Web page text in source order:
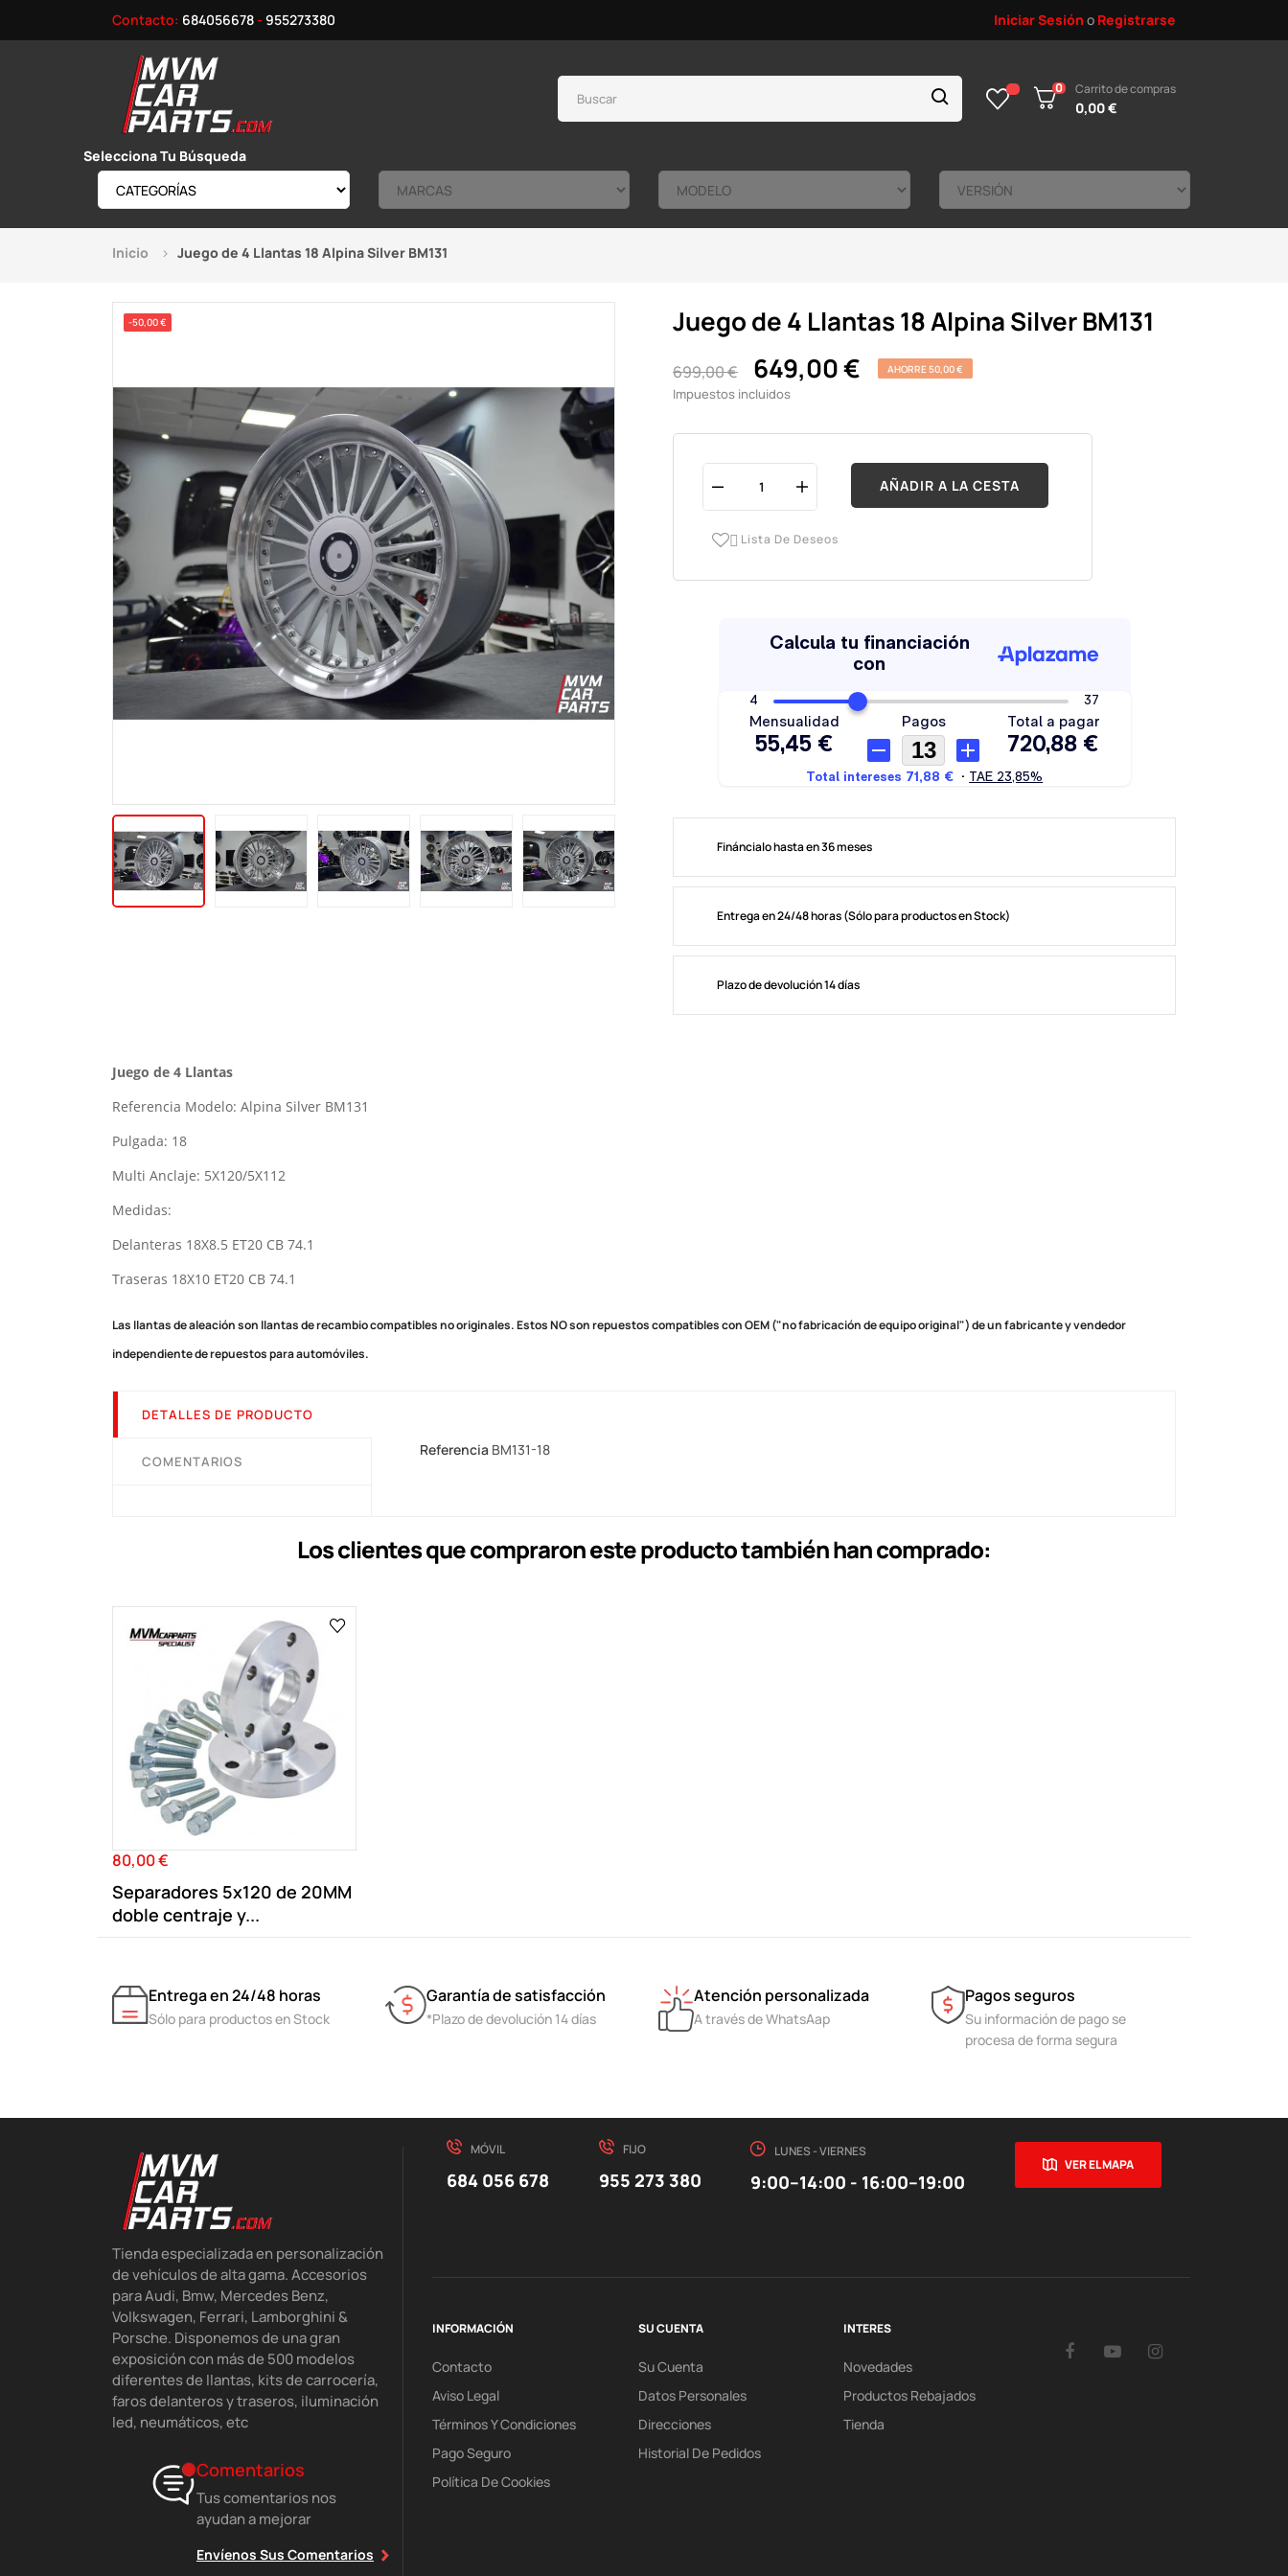
Contacto: 684056678- 955273380 Iniciar Sesión o Registrarse
0 Carrito de compras
0,00 €
Selecciona Tu Búsqueda
Inicio Juego de 4 Llantas 18 Alpina Silver BM131
-50,00 € Juego de 4 Llantas 18 Alpina Silver BM131
699,00 € 649,00 € AHORRE 50,00 €
Impuestos incluidos
AÑADIR A LA CESTA
 Lista De Deseos
Fináncialo hasta en 36 meses
Entrega en 24/48 horas (Sólo para productos en Stock)
Plazo de devolución 14 días
Juego de 4 Llantas
Referencia Modelo: Alpina Silver BM131
Pulgada: 18
Multi Anclaje: 5X120/5X112
Medidas:
Delanteras 18X8.5 ET20 CB 74.1
Traseras 18X10 ET20 CB 74.1
Las llantas de aleación son llantas de recambio compatibles no originales.Estos NO son repuestos compatibles con OEM ("no fabricación de equipo original") de un fabricante y vendedor
independiente de repuestos para automóviles.
DETALLES DE PRODUCTO
COMENTARIOS
Referencia BM131-18
Los clientes que compraron este producto también han comprado:
Precio
80,00 €
Separadores 5x120 de 20MM
doble centraje y...
Entrega en 24/48 horas
Sólo para productos en Stock
Garantía de satisfacción
*Plazo de devolución 14 días
Atención personalizada
A través de WhatsAap
Pagos seguros
Su información de pago se
procesa de forma segura
Tienda especializada en personalización
de vehículos de alta gama. Accesorios
para Audi, Bmw, Mercedes Benz,
Volkswagen, Ferrari, Lamborghini &
Porsche. Disponemos de una gran
exposición con más de 500 modelos
diferentes de llantas, kits de carrocería,
faros delanteros y traseros, iluminación
led, neumáticos, etc
Comentarios
Tus comentarios nos
ayudan a mejorar
Envíenos Sus Comentarios
MÓVIL
684 056 678
FIJO
955 273 380
LUNES - VIERNES
9:00–14:00 - 16:00–19:00
VER EL MAPA
INFORMACIÓN
Contacto
Aviso Legal
Términos Y Condiciones
Pago Seguro
Política De Cookies
SU CUENTA
Su Cuenta
Datos Personales
Direcciones
Historial De Pedidos
INTERES
Novedades
Productos Rebajados
Tienda
FacebookYouTube